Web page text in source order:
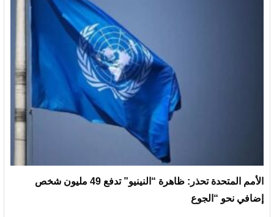
الأمم المتحدة تحذر: ظاهرة “النينيو” تدفع 49 مليون شخص
إضافي نحو “الجوع